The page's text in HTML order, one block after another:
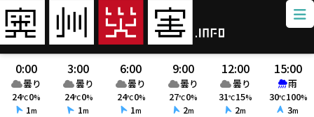
0:00
曇り
24℃0%
1m
3:00
曇り
24℃0%
1m
6:00
曇り
24℃0%
1m
9:00
曇り
27℃0%
2m
12:00
曇り
31℃15%
2m
15:00
雨
30℃100%
3m